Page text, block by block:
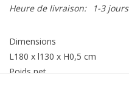
Heure de livraison:
1-3 jours
Dimensions
L180 x l130 x H0,5 cm
Poids net